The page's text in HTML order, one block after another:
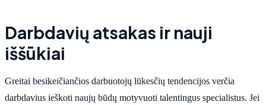
Darbdavių atsakas ir nauji
iššūkiai
Greitai besikeičiančios darbuotojų lūkesčių tendencijos verčia
darbdavius ieškoti naujų būdų motyvuoti talentingus specialistus. Jei